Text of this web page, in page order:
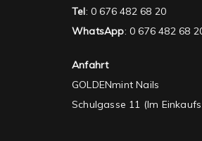
Tel: 0 676 482 68 20
WhatsApp: 0 676 482 68
Anfahrt
GOLDENmint Nails
Schulgasse 11 (Im